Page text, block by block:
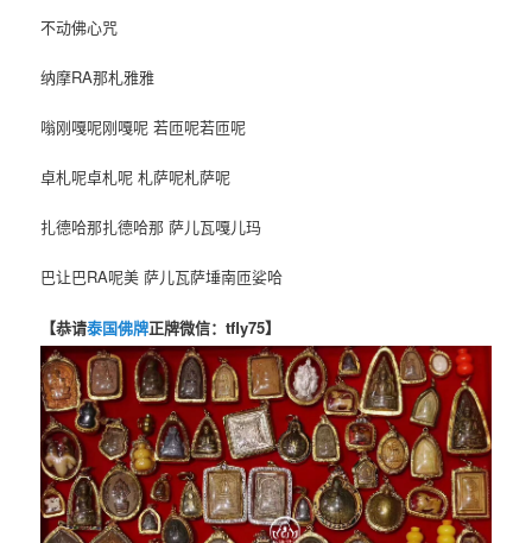
不动佛心咒
纳摩RA那札雅雅
嗡刚嘎呢刚嘎呢 若匝呢若匝呢
卓札呢卓札呢 札萨呢札萨呢
扎德哈那扎德哈那 萨儿瓦嘎儿玛
巴让巴RA呢美 萨儿瓦萨埵南匝娑哈
【恭请泰国佛牌正牌微信：tfly75】